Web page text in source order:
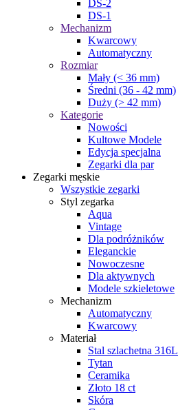
DS-2
DS-1
Mechanizm
Kwarcowy
Automatyczny
Rozmiar
Mały (< 36 mm)
Średni (36 - 42 mm)
Duży (> 42 mm)
Kategorie
Nowości
Kultowe Modele
Edycja specjalna
Zegarki dla par
Zegarki męskie
Wszystkie zegarki
Styl zegarka
Aqua
Vintage
Dla podróżników
Eleganckie
Nowoczesne
Dla aktywnych
Modele szkieletowe
Mechanizm
Automatyczny
Kwarcowy
Materiał
Stal szlachetna 316L
Tytan
Ceramika
Złoto 18 ct
Skóra